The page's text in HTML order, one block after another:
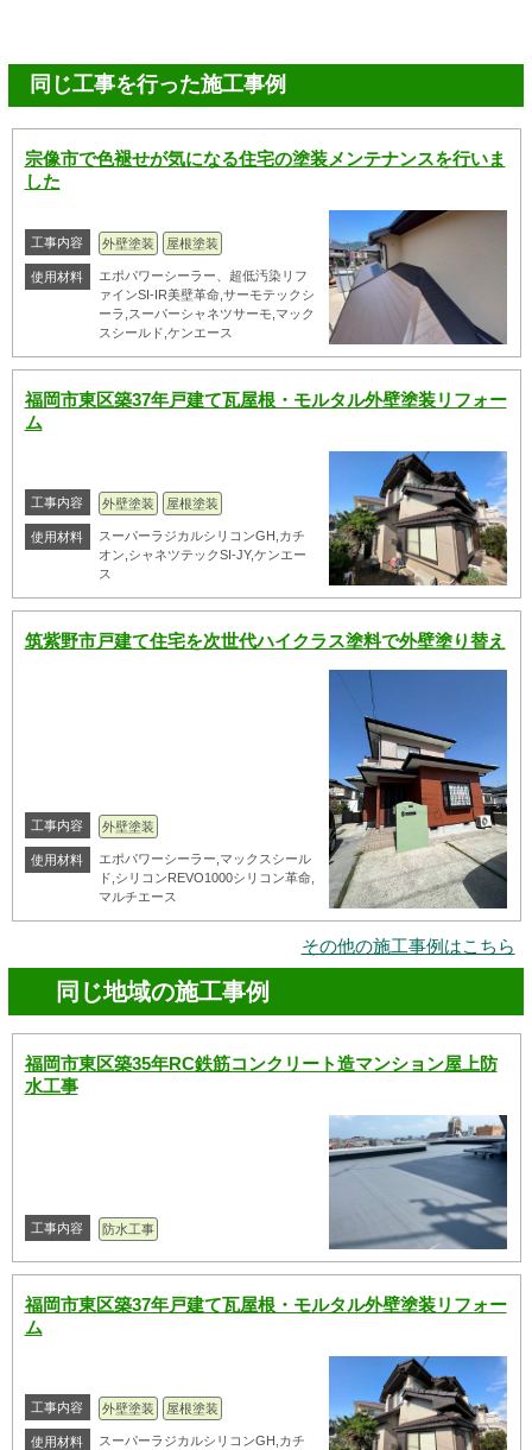
同じ工事を行った施工事例
宗像市で色褪せが気になる住宅の塗装メンテナンスを行いま
した
工事内容 外壁塗装 屋根塗装
使用材料
エポパワーシーラー、超低汚染リフ
ァインSI-IR美壁革命,サーモテックシ
ーラ,スーパーシャネツサーモ,マック
スシールド,ケンエース
福岡市東区築37年戸建て瓦屋根・モルタル外壁塗装リフォー
ム
工事内容 外壁塗装 屋根塗装
使用材料
スーパーラジカルシリコンGH,カチ
オン,シャネツテックSI-JY,ケンエー
ス
筑紫野市戸建て住宅を次世代ハイクラス塗料で外壁塗り替え
工事内容 外壁塗装
使用材料
エポパワーシーラー,マックスシール
ド,シリコンREVO1000シリコン革命,
マルチエース
その他の施工事例はこちら
同じ地域の施工事例
福岡市東区築35年RC鉄筋コンクリート造マンション屋上防
水工事
工事内容 防水工事
福岡市東区築37年戸建て瓦屋根・モルタル外壁塗装リフォー
ム
工事内容 外壁塗装 屋根塗装
使用材料
スーパーラジカルシリコンGH,カチ